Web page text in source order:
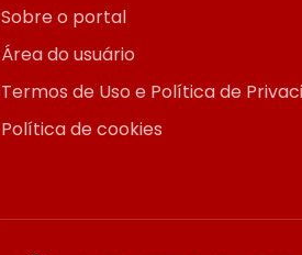
Sobre o portal
Área do usuário
Termos de Uso e Política de
Política de cookies